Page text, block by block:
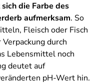
die Farbe des
aufmerksam. So
Fleisch oder Fisch
durch
Lebensmittel noch
deutet auf
pH-Wert hin.